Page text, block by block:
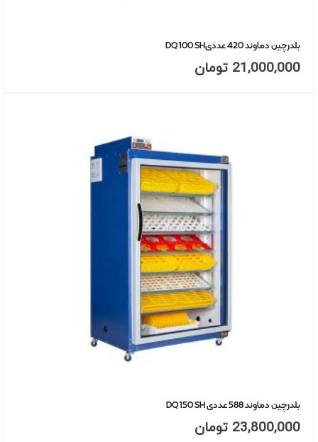
بلدرچین دماوند 420 عددیDQ 100 SH
21,000,000 تومان
بلدرچین دماوند 588 عددی DQ 150 SH
23,800,000 تومان